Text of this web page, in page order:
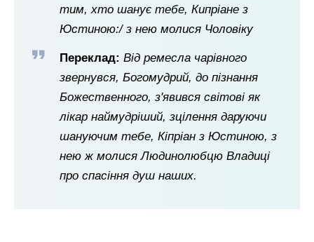
тим, хто шанує тебе, Кипріане з
Юстиною:/ з нею молися Чоловіку
Переклад: Від ремесла чарівного
звернувся, Богомудрий, до пізнання
Божественного, з'явився світові як
лікар наймудріший, зцілення даруючи
шануючим тебе, Кіпріан з Юстиною, з
нею ж молися Людинолюбцю Владиці
про спасіння душ наших.